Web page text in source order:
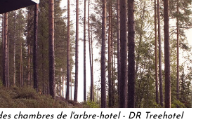
chambres de l'arbre-hotel - DR Treehotel